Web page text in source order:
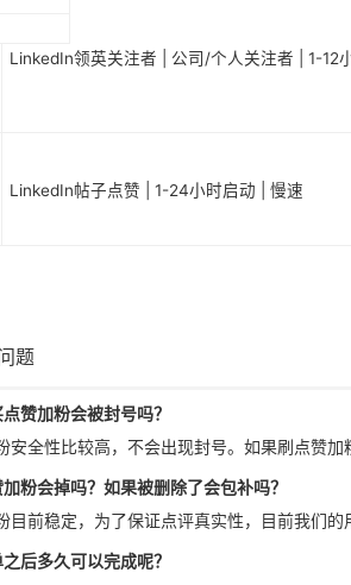
LinkedIn领英关注者 | 公司/个人关注者 | 1-12
LinkedIn帖子点赞 | 1-24小时启动 | 慢速
题
赞加粉会被封号吗？
安全性比较高，不会出现封号。如果刷点赞
粉会掉吗？如果被删除了会包补吗？
目前稳定，为了保证点评真实性，目前我们
后多久可以完成呢？